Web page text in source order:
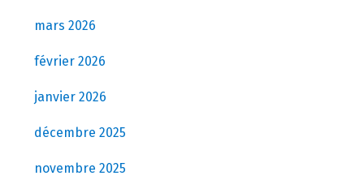
mars 2026
février 2026
janvier 2026
décembre 2025
novembre 2025